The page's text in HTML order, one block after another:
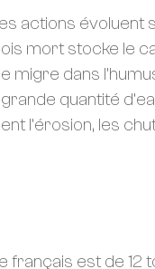
actions
mort stocke le
dans
quantité
l’érosion, les
est de 12